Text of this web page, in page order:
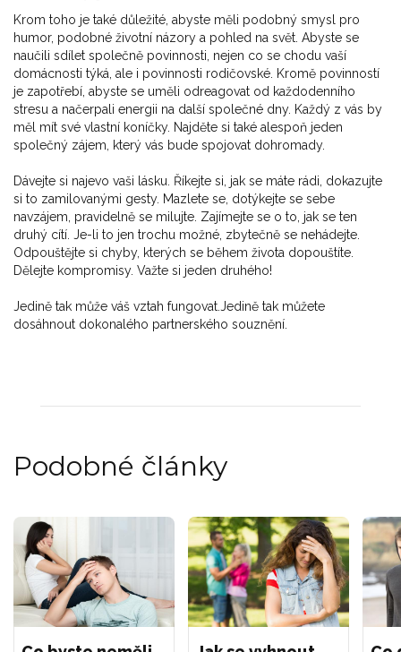
Krom toho je také důležité, abyste měli podobný smysl pro
humor, podobné životní názory a pohled na svět. Abyste se
naučili sdílet společně povinnosti, nejen co se chodu vaší
domácnosti týká, ale i povinnosti rodičovské. Kromě povinností
je zapotřebí, abyste se uměli odreagovat od každodenního
stresu a načerpali energii na další společné dny. Každý z vás by
měl mít své vlastní koníčky. Najděte si také alespoň jeden
společný zájem, který vás bude spojovat dohromady.
Dávejte si najevo vaši lásku. Říkejte si, jak se máte rádi, dokazujte
si to zamilovanými gesty. Mazlete se, dotýkejte se sebe
navzájem, pravidelně se milujte. Zajímejte se o to, jak se ten
druhý cítí. Je-li to jen trochu možné, zbytečně se nehádejte.
Odpouštějte si chyby, kterých se během života dopouštíte.
Dělejte kompromisy. Važte si jeden druhého!
Jedině tak může váš vztah fungovat.Jedině tak můžete
dosáhnout dokonalého partnerského souznění.
Podobné články